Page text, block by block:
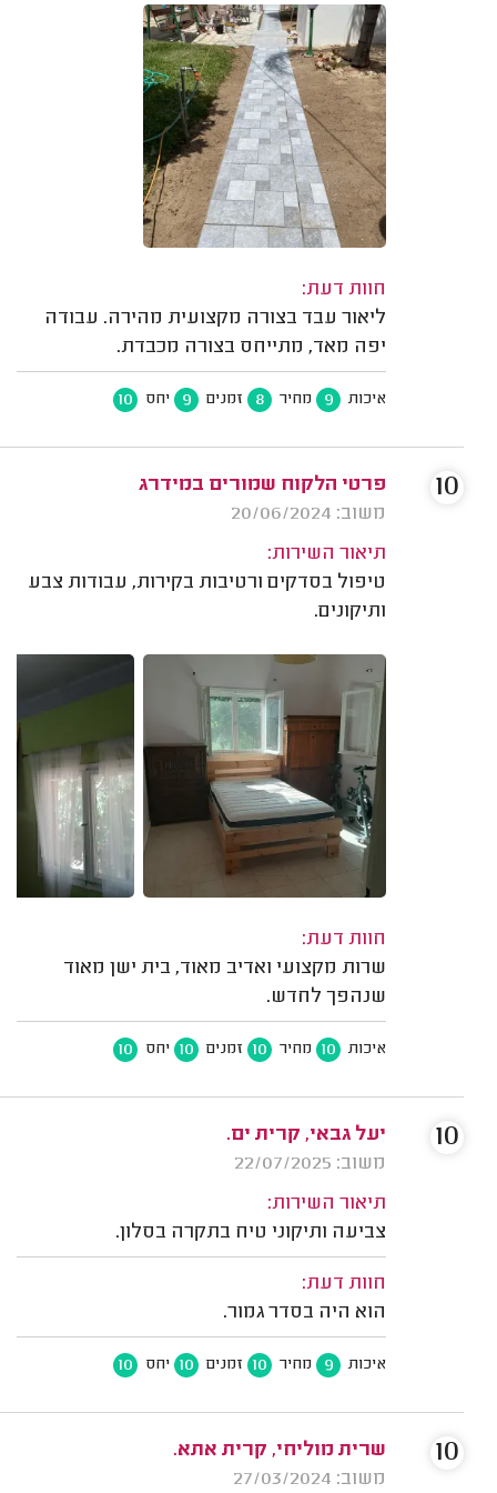
חוות דעת:
ליאור עבד בצורה מקצועית מהירה. עבודה
יפה מאד, מתייחס בצורה מכבדת.
איכות 9 מחיר 8 זמנים 9 יחס 10
פרטי הלקוח שמורים במידרג
משוב: 20/06/2024
תיאור השירות:
טיפול בסדקים ורטיבות בקירות, עבודות צבע
ותיקונים.
חוות דעת:
שרות מקצועי ואדיב מאוד, בית ישן מאוד
שנהפך לחדש.
איכות 10 מחיר 10 זמנים 10 יחס 10
10
יעל גבאי, קרית ים.
משוב: 22/07/2025
תיאור השירות:
צביעה ותיקוני טיח בתקרה בסלון.
חוות דעת:
הוא היה בסדר גמור.
איכות 9 מחיר 10 זמנים 10 יחס 10
10
שרית מוליחי, קרית אתא.
משוב: 27/03/2024
10